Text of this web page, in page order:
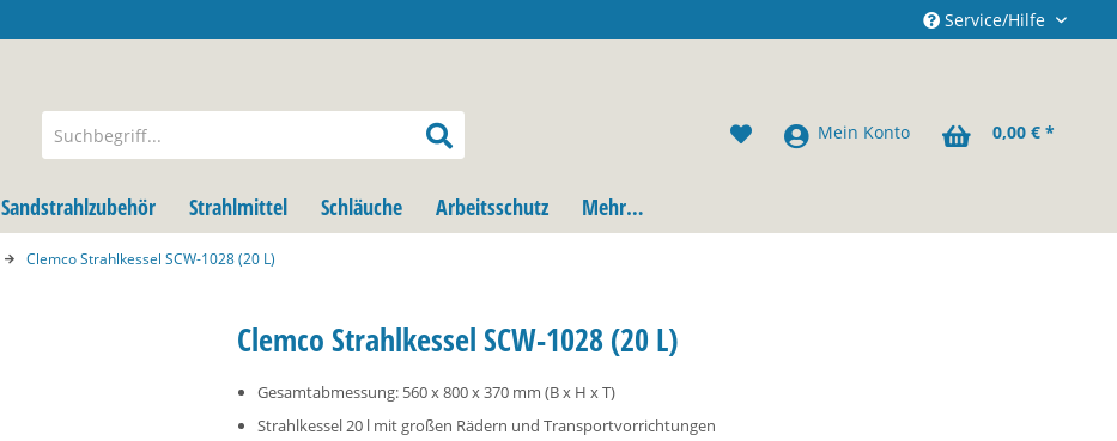
Service/Hilfe
Mein Konto 0,00 € *
Sandstrahlzubehör Strahlmittel Schläuche Arbeitsschutz Mehr…
Clemco Strahlkessel SCW-1028 (20 L)
Clemco Strahlkessel SCW-1028 (20 L)
Gesamtabmessung: 560 x 800 x 370 mm (B x H x T)
Strahlkessel 20 l mit großen Rädern und Transportvorrichtungen